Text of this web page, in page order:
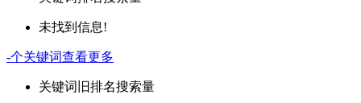
未找到信息!
-个关键词查看更多
关键词 旧排名搜索量